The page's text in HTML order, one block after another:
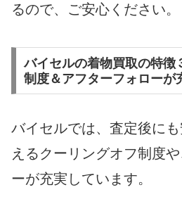
るので、ご安心ください。
バイセルの着物買取の特徴
制度＆アフターフォローが
バイセルでは、査定後に
えるクーリングオフ制度
ーが充実しています。